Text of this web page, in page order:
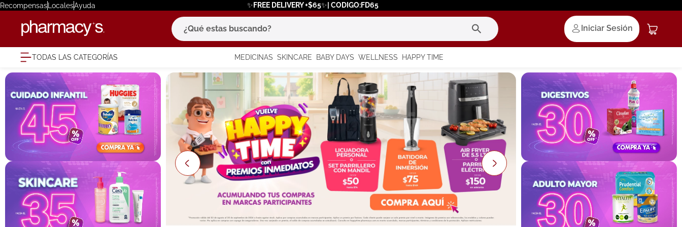
RecompensasLocalesAyuda ✨FREE DELIVERY +$65✨| CODIGO:FD65
¿Qué estas buscando?
Iniciar Sesión
TODAS LAS CATEGORÍAS MEDICINAS SKINCARE BABY DAYS WELLNESS HAPPY TIME
términos más buscados
eucerin
2. protector solar
pilexil
4. bioderma
5. cerave
6. megacistin
degraler